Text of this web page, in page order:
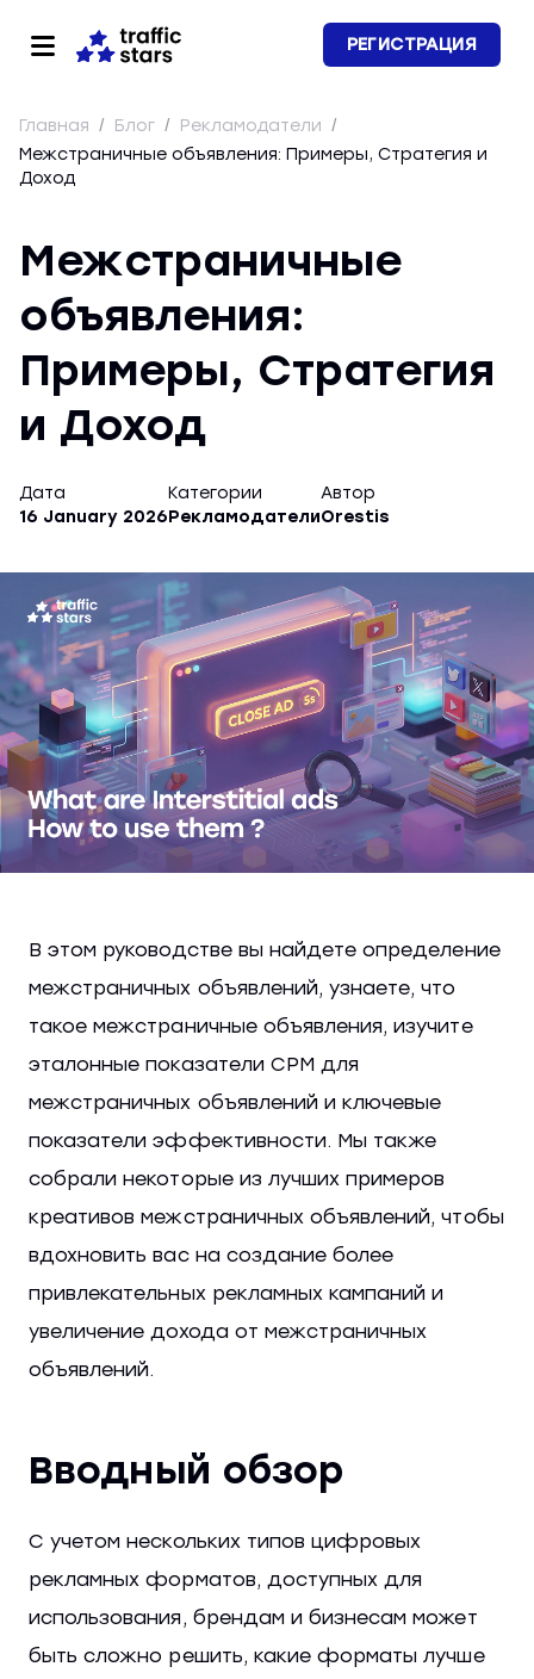
РЕГИСТРАЦИЯ
Главная / Блог / Рекламодатели /
Межстраничные объявления: Примеры, Стратегия и
Доход
Межстраничные
объявления:
Примеры, Стратегия
и Доход
Дата
16 January 2026
Категории
Рекламодатели
Автор
Orestis
В этом руководстве вы найдете определение
межстраничных объявлений, узнаете, что
такое межстраничные объявления, изучите
эталонные показатели CPM для
межстраничных объявлений и ключевые
показатели эффективности. Мы также
собрали некоторые из лучших примеров
креативов межстраничных объявлений, чтобы
вдохновить вас на создание более
привлекательных рекламных кампаний и
увеличение дохода от межстраничных
объявлений.
Вводный обзор
С учетом нескольких типов цифровых
рекламных форматов, доступных для
использования, брендам и бизнесам может
быть сложно решить, какие форматы лучше